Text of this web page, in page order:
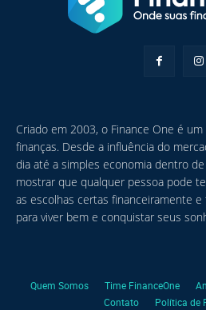
Criado em 2003, o Finance One é
finanças. Desde a influência do
dia até a simples economia dentro
mostrar que qualquer pessoa pode
as escolhas certas financeiramente
para viver bem e conquistar seus
Quem Somos Time FinanceOne
Contato
Política de